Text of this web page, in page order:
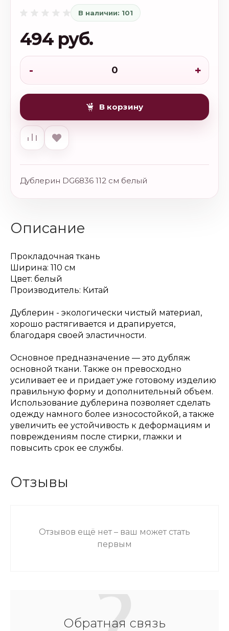
В наличии: 101
494 руб.
- +
В корзину
Дублерин DG6836 112 см белый
Описание
Прокладочная ткань
Ширина: 110 см
Цвет: белый
Производитель: Китай
Дублерин - экологически чистый материал,
хорошо растягивается и драпируется,
благодаря своей эластичности.
Основное предназначение — это дубляж
основной ткани. Также он превосходно
усиливает ее и придает уже готовому изделию
правильную форму и дополнительный объем.
Использование дублерина позволяет сделать
одежду намного более износостойкой, а также
увеличить ее устойчивость к деформациям и
повреждениям после стирки, глажки и
повысить срок ее службы.
Отзывы
Отзывов ещё нет – ваш может стать
первым
Обратная связь